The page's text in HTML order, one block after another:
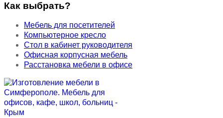
Как выбрать?
Мебель для посетителей
Компьютерное кресло
Стол в кабинет руководителя
Офисная корпусная мебель
Расстановка мебели в офисе